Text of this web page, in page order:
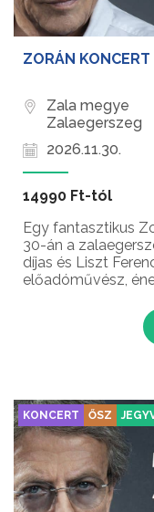
ZORÁN
Zala megye
Zalaegerszeg
2026.11.30.
14990 Ft-tól
Egy fantasztikus
30-án a
díjas és Liszt
előadóművész,
KONCERT ŐSZ